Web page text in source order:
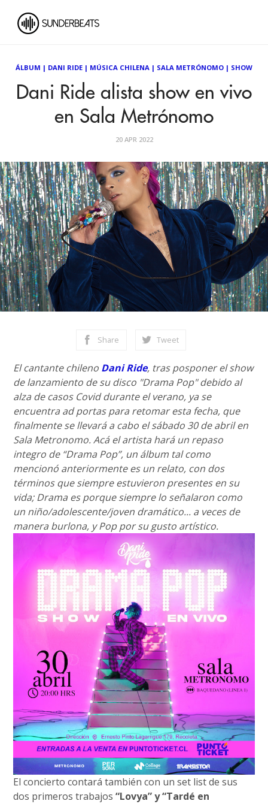
ÁLBUM | DANI RIDE | MÚSICA CHILENA | SALA METRÓNOMO | SHOW
Dani Ride alista show en vivo
en Sala Metrónomo
20 APR 2022
Share Tweet
El cantante chileno Dani Ride, tras posponer el show
de lanzamiento de su disco "Drama Pop" debido al
alza de casos Covid durante el verano, ya se
encuentra ad portas para retomar esta fecha, que
finalmente se llevará a cabo el sábado 30 de abril en
Sala Metronomo. Acá el artista hará un repaso
integro de “Drama Pop”, un álbum tal como
mencionó anteriormente es un relato, con dos
términos que siempre estuvieron presentes en su
vida; Drama es porque siempre lo señalaron como
un niño/adolescente/joven dramático... a veces de
manera burlona, y Pop por su gusto artístico.
El concierto contará también con un set list de sus
dos primeros trabajos“Lovya” y “Tardé en